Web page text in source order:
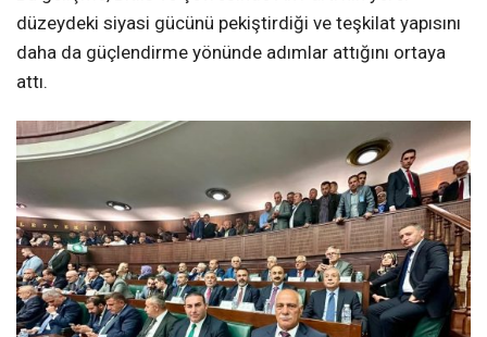
düzeydeki siyasi gücünü pekiştirdiği ve teşkilat yapısını
daha da güçlendirme yönünde adımlar attığını ortaya
attı.